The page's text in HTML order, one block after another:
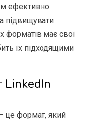
ефективно
підвищувати
форматів має свої
їх підходящими
LinkedIn
це формат, який